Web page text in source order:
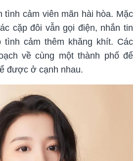
tình cảm viên mãn hài hòa. Mặc
cặp đôi vẫn gọi điện, nhắn tin
tình cảm thêm khăng khít. Các
về cùng một thành phố để
được ở cạnh nhau.